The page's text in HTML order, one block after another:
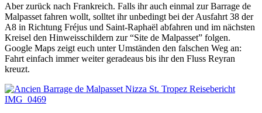
Aber zurück nach Frankreich. Falls ihr auch einmal zur Barrage de
Malpasset fahren wollt, solltet ihr unbedingt bei der Ausfahrt 38 der
A8 in Richtung Fréjus und Saint-Raphaël abfahren und im nächsten
Kreisel den Hinweisschildern zur “Site de Malpasset” folgen.
Google Maps zeigt euch unter Umständen den falschen Weg an:
Fahrt einfach immer weiter geradeaus bis ihr den Fluss Reyran
kreuzt.